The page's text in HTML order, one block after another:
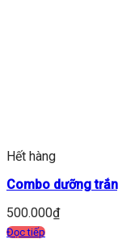
Hết hàng
Combo dưỡng
500.000₫
Đọc tiếp